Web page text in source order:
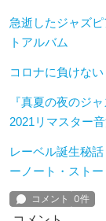
急逝したジャズ
トアルバム
コロナに負けな
『真夏の夜のジ
2021リマスター
レーベル誕生秘
ーノート・ストー